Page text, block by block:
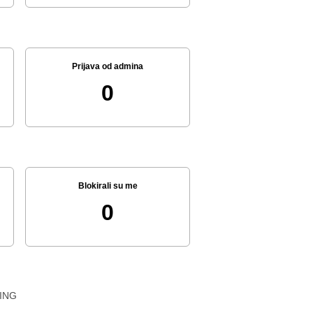
Prijava od admina
0
Blokirali su me
0